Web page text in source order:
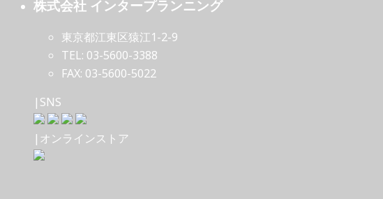
株式会社 インタープランニング
東京都江東区猿江1-2-9
TEL: 03-5600-3388
FAX: 03-5600-5022
|SNS
|オンラインストア